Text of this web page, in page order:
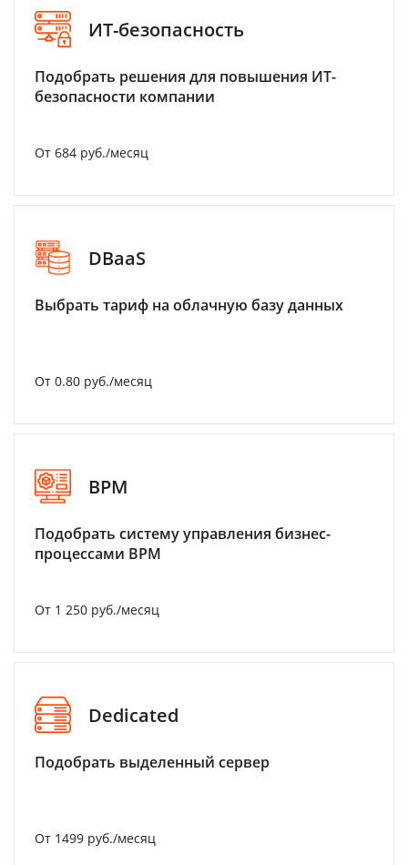
ИТ-безопасность
Подобрать решения для повышения ИТ-
безопасности компании
От 684 руб./месяц
DBaaS
Выбрать тариф на облачную базу данных
От 0.80 руб./месяц
BPM
Подобрать систему управления бизнес-
процессами BPM
От 1 250 руб./месяц
Dedicated
Подобрать выделенный сервер
От 1499 руб./месяц